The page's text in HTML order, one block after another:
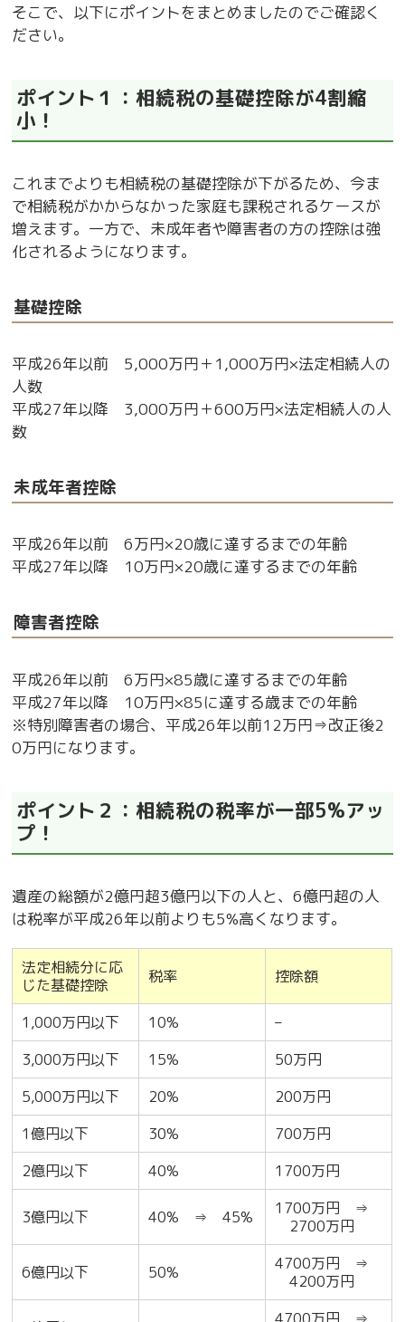
そこで、以下にポイントをまとめましたのでご確認く
ださい。
ポイント１：相続税の基礎控除が4割縮
小！
これまでよりも相続税の基礎控除が下がるため、今ま
で相続税がかからなかった家庭も課税されるケースが
増えます。 一方で、未成年者や障害者の方の控除は強
化されるようになります。
基礎控除
平成26年以前 5,000万円＋1,000万円×法定相続人の
人数
平成27年以降 3,000万円＋600万円×法定相続人の人
数
未成年者控除
平成26年以前 6万円×20歳に達するまでの年齢
平成27年以降 10万円×20歳に達するまでの年齢
障害者控除
平成26年以前 6万円×85歳に達するまでの年齢
平成27年以降 10万円×85に達する歳までの年齢
※特別障害者の場合、平成26年以前12万円⇒改正後2
0万円になります。
ポイント２：相続税の税率が一部5%アッ
プ！
遺産の総額が2億円超3億円以下の人と、6億円超の人
は税率が平成26年以前よりも5%高くなります。
法定相続分に応
じた基礎控除
税率 控除額
1,000万円以下 10%
–
3,000万円以下
15%
50万円
5,000万円以下
20%
200万円
1億円以下
30%
700万円
2億円以下
40% 1700万円
3億円以下 40% ⇒ 45%
1700万円 ⇒
2700万円
6億円以下 50%
4700万円 ⇒
4200万円